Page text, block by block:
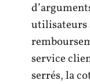
utilisateurs
service
serrés, la